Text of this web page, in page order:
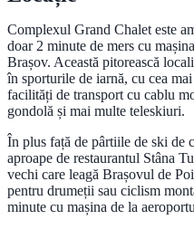
Complexul Grand Chalet este
doar 2 minute de mers cu
Brașov. Această pitorească
în sporturile de iarnă, cu cea
facilități de transport cu cablu
gondolă și mai multe teleskiuri.
În plus față de pârtiile de ski de
aproape de restaurantul Stâna
vechi care leagă Brașovul de
pentru drumeții sau ciclism
minute cu mașina de la